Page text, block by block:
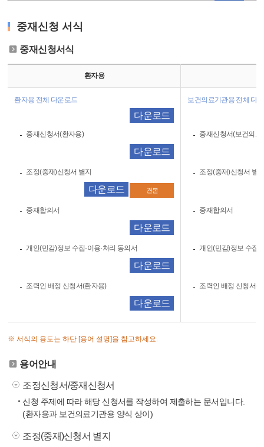
중재신청 서식
중재신청서식
환자용
환자용 전체 다운로드
다운로드
중재신청서(환자용)
다운로드
조정(중재)신청서 별지
다운로드 견본
중재합의서
다운로드
개인(민감)정보 수집·이용·처리 동의서
다운로드
조력인 배정 신청서(환자용)
다운로드
보건의료기관용 전체 다
중재신청서(보건의료
조정(중재)신청서 별
중재합의서
개인(민감)정보 수집·
조력인 배정 신청서(
※ 서식의 용도는 하단 [용어 설명]을 참고하세요.
용어안내
조정신청서/중재신청서
신청 주제에 따라 해당 신청서를 작성하여 제출하는 문서입니다.
(환자용과 보건의료기관용 양식 상이)
조정(중재)신청서 별지